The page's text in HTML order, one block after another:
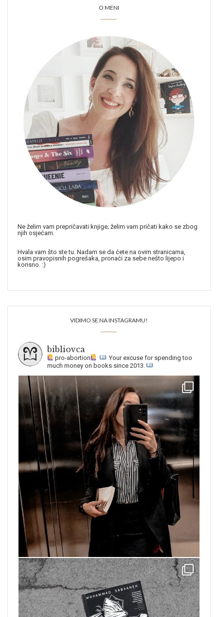
O MENI
Ne želim vam prepričavati knjige; želim vam pričati kako se zbog
njih osjećam.
Hvala vam što ste tu. Nadam se da ćete na ovim stranicama,
osim pravopisnih pogrešaka, pronaći za sebe nešto lijepo i
korisno. :)
VIDIMO SE NA INSTAGRAMU!
bibliovca
pro-abortion
Your excuse for spending too
much money on books since 2013.